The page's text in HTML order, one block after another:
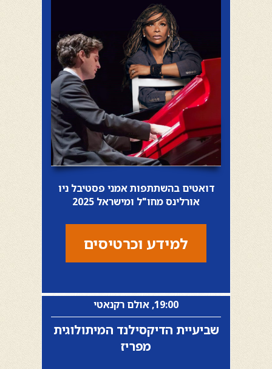
דואטים בהשתתפות אמני פסטיבל ניו
אורלינס מחו"ל ומישראל 2025
למידע וכרטיסים
19:00, אולם רקנאטי
שביעיית הדיקסילנד המיתולוגית
מפריז